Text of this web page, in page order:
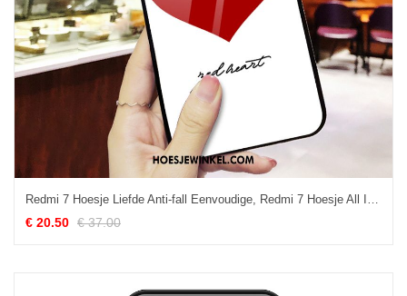
Redmi 7 Hoesje Liefde Anti-fall Eenvoudige, Redmi 7 Hoesje All Inclusive Hoes Beige
€ 20.50 € 37.00